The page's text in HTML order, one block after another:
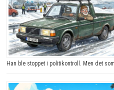
Han ble stoppet i politikontroll. Men det